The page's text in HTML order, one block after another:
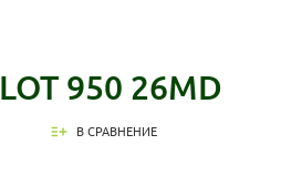
950 26MD
В СРАВНЕНИЕ